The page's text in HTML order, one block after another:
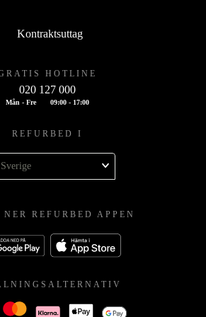
Kontraktsuttag
HOTLINE
020 127 000
Mån - Fre 09:00 - 17:00
REFURBED I
Sverige
REFURBED APPEN